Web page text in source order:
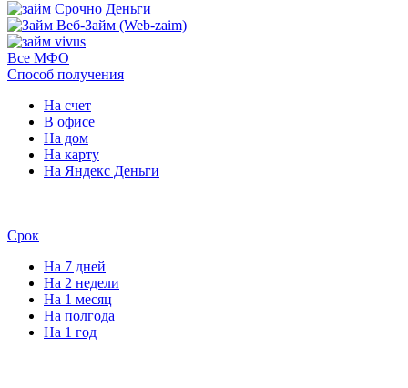
Все МФО
Способ получения
На счет
В офисе
На дом
На карту
На Яндекс Деньги
Срок
На 7 дней
На 2 недели
На 1 месяц
На полгода
На 1 год